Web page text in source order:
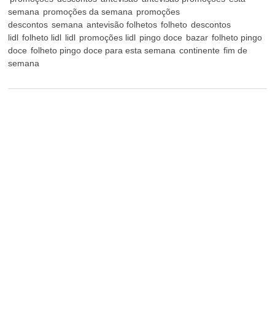
semana promoções da semana promoções
descontos semana antevisão folhetos folheto descontos
lidl folheto lidl lidl promoções lidl pingo doce bazar folheto pingo
doce folheto pingo doce para esta semana continente fim de
semana